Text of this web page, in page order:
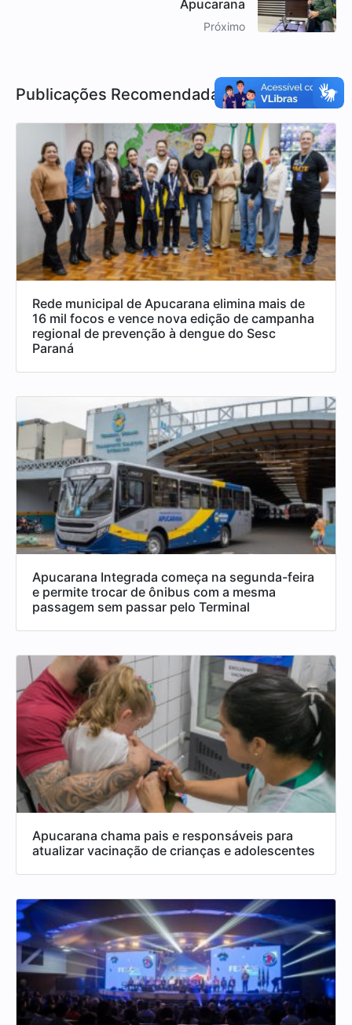
Apucarana
Próximo
Publicações Recomendadas
Rede municipal de Apucarana elimina mais de
16 mil focos e vence nova edição de campanha
regional de prevenção à dengue do Sesc
Paraná
Apucarana Integrada começa na segunda-feira
e permite trocar de ônibus com a mesma
passagem sem passar pelo Terminal
Apucarana chama pais e responsáveis para
atualizar vacinação de crianças e adolescentes